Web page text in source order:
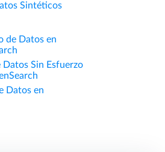
Sintéticos
de Datos en
Sin Esfuerzo
Datos en